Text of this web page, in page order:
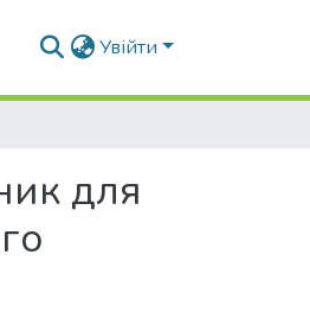
Увійти
для